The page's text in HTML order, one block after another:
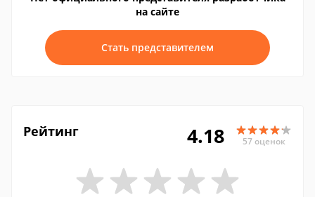
на сайте
Стать представителем
Рейтинг 4.18 57 оценок